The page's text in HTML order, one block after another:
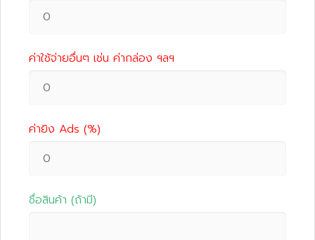
ค่าใช้จ่ายอื่นๆ เช่น ค่ากล่อง ฯลฯ
ค่ายิง Ads (%)
ชื่อสินค้า (ถ้ามี)